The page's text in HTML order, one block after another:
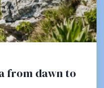
from dawn to